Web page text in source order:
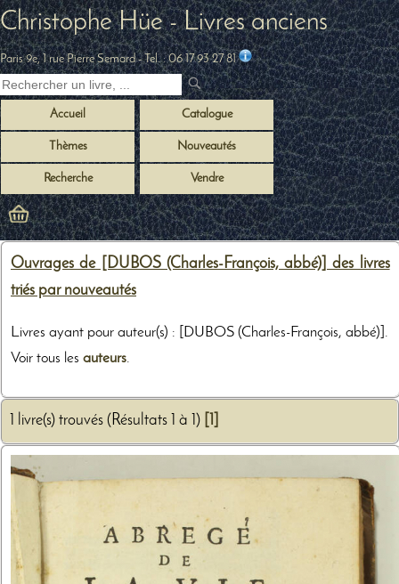
Christophe Hüe - Livres anciens
Paris 9e, 1 rue Pierre Semard- Tel. :06 17 93 27 81
Accueil Catalogue
Thèmes Nouveautés
Recherche Vendre
Ouvrages de [DUBOS (Charles-François, abbé)] des livres
triés par nouveautés
Livres ayant pour auteur(s) : [DUBOS (Charles-François, abbé)].
Voir tous les auteurs.
1 livre(s) trouvés (Résultats 1 à 1)